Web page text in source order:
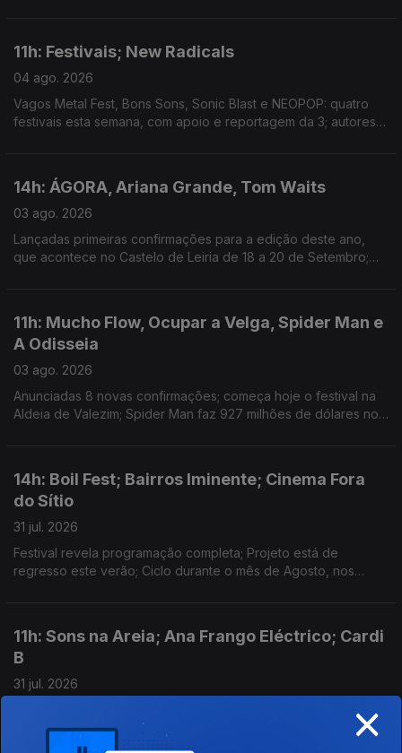
11h: Festivais; New Radicals
04 ago. 2026
Vagos Metal Fest, Bons Sons, Sonic Blast e NEOPOP: quatro
festivais esta semana, com apoio e reportagem da 3; autores
14h: ÁGORA, Ariana Grande, Tom Waits
03 ago. 2026
Lançadas primeiras confirmações para a edição deste ano,
que acontece no Castelo de Leiria de 18 a 20 de Setembro;
11h: Mucho Flow, Ocupar a Velga, Spider Man e
A Odisseia
03 ago. 2026
Anunciadas 8 novas confirmações; começa hoje o festival na
Aldeia de Valezim; Spider Man faz 927 milhões de dólares no
14h: Boil Fest; Bairros Iminente; Cinema Fora
do Sítio
31 jul. 2026
Festival revela programação completa; Projeto está de
regresso este verão; Ciclo durante o mês de Agosto, nos
11h: Sons na Areia; Ana Frango Eléctrico; Cardi
B
31 jul. 2026
Festival acontece, hoje e amanhã, na Lourinhã; concerto, hoje,
no Morro Sonoro, em Vila Nova de Gaia; "Ah Ha" é a nova
música de Cardi B.
×